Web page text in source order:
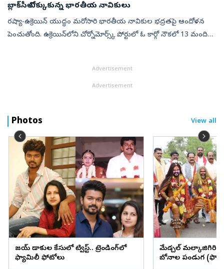
బ్లాక్‌సీలో చిక్కుకున్న భారతీయ నావికులు
రష్యా-ఉక్రెయిన్‌ యుద్ధం మరోసారి భారతీయ నావికుల భద్రతపై ఆందోళన
పెంచుతోంది. ఉక్రెయిన్‌లోని చోర్నోమోర్స్క్‌ పోర్టులో ఓ కార్గో నౌకలో 13 మంది
Advertisement
Advertisement
Photos View all
విజయ్ విడాకుల కేసులో ట్విస్ట్.. ట్రెండింగ్‌లో
ఫ్యామిలీ ఫోటోలు
మేడ్చల్ మల్కాజిగిరి
బోనాల పండుగ